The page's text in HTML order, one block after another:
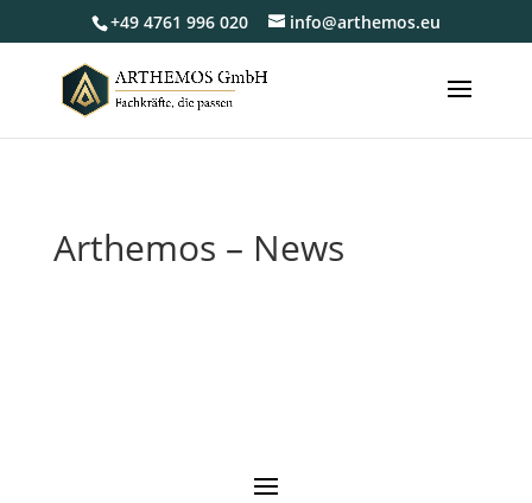
+49 4761 996 020 info@arthemos.eu
Arthemos – News